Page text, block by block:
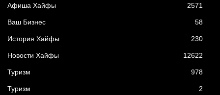
Афиша Хайфы 2571
Ваш Бизнес 58
История Хайфы 230
Новости Хайфы 12622
Туризм 978
Туризм 2